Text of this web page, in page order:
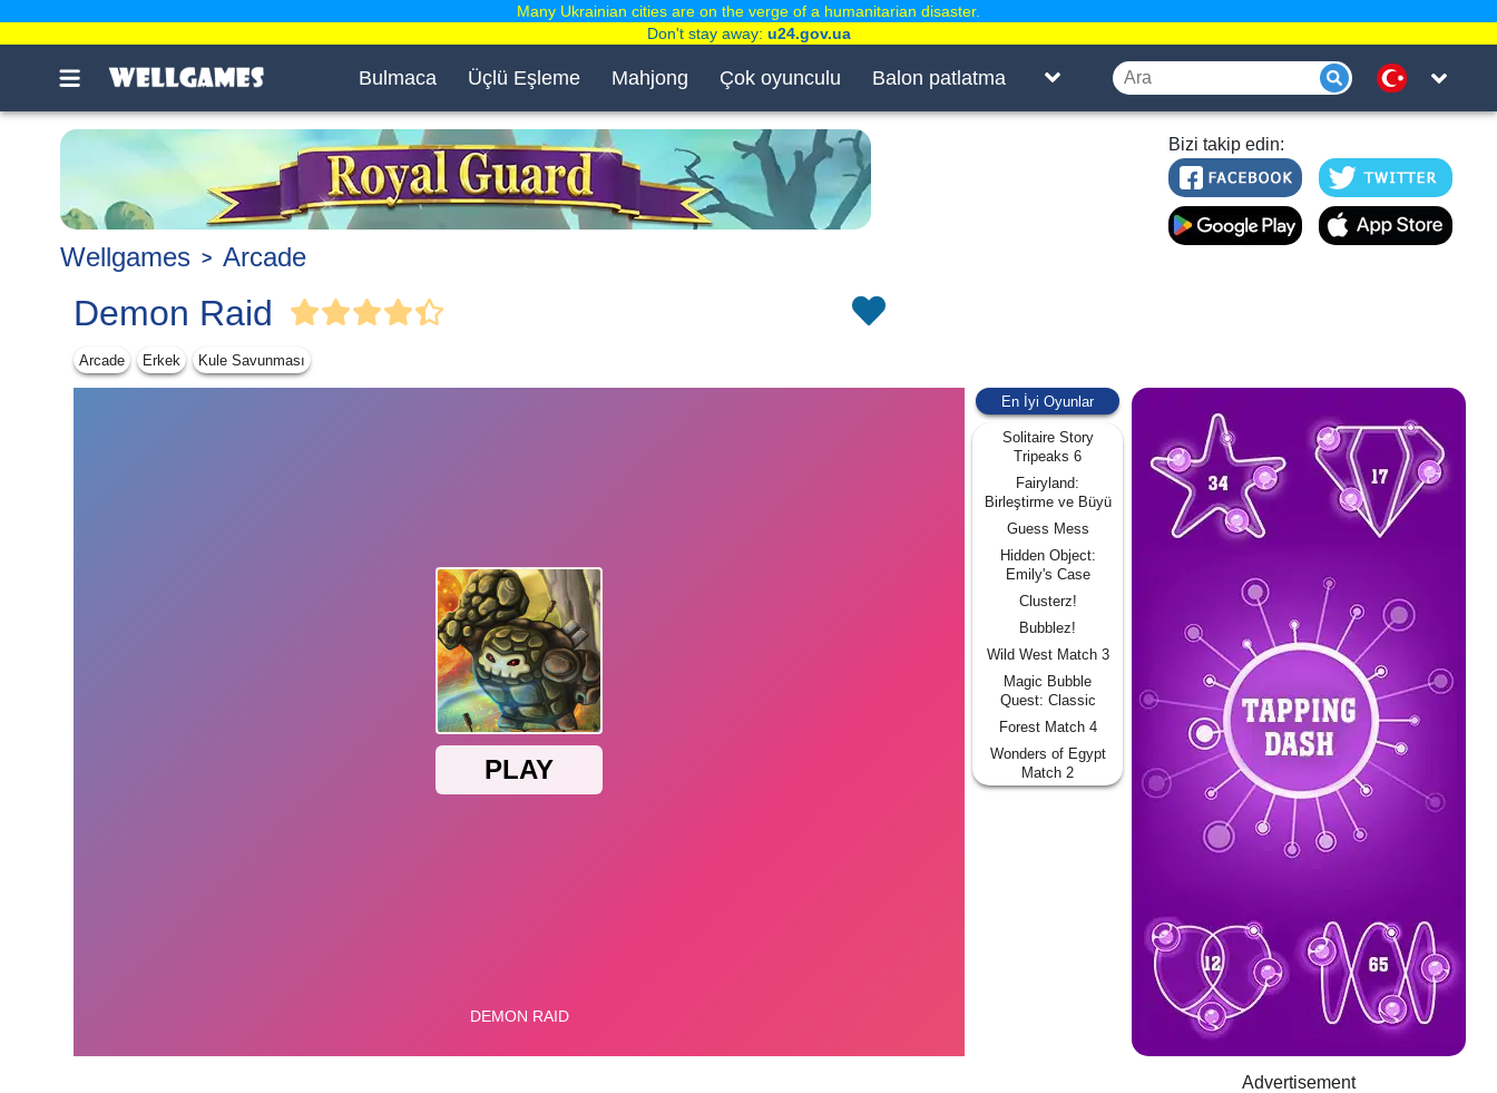
Bulmaca Üçlü Eşleme Mahjong Çok oyunculu Balon patlatma
Bizi takip edin:
Wellgames Arcade
Demon Raid
Arcade Erkek Kule Savunması
En İyi Oyunlar
Solitaire Story
Tripeaks 6
Fairyland:
Birleştirme ve Büyü
Guess Mess
Hidden Object:
Emily's Case
Clusterz!
Bubblez!
Wild West Match 3
Magic Bubble
Quest: Classic
Forest Match 4
Wonders of Egypt
Match 2
Advertisement
Many Ukrainian cities are on the verge of a humanitarian disaster.
Don't stay away: u24.gov.ua